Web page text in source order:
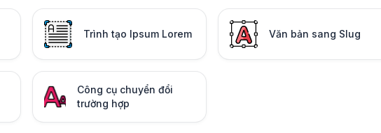
Trình tạo Ipsum Lorem Văn bản sang Slug
Công cụ chuyển đổi
trường hợp